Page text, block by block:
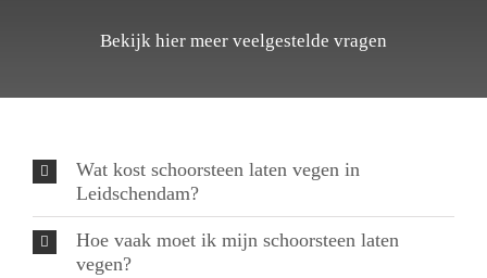
Bekijk hier meer veelgestelde vragen
Wat kost schoorsteen laten vegen in
Leidschendam?
Hoe vaak moet ik mijn schoorsteen laten
vegen?